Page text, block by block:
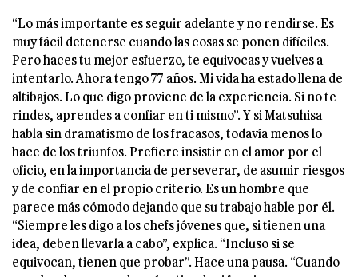
“Lo más importante es seguir adelante y no rendirse. Es
muy fácil detenerse cuando las cosas se ponen difíciles.
Pero haces tu mejor esfuerzo, te equivocas y vuelves a
intentarlo. Ahora tengo 77 años. Mi vida ha estado llena de
altibajos. Lo que digo proviene de la experiencia. Si no te
rindes, aprendes a confiar en ti mismo”. Y si Matsuhisa
habla sin dramatismo de los fracasos, todavía menos lo
hace de los triunfos. Prefiere insistir en el amor por el
oficio, en la importancia de perseverar, de asumir riesgos
y de confiar en el propio criterio. Es un hombre que
parece más cómodo dejando que su trabajo hable por él.
“Siempre les digo a los chefs jóvenes que, si tienen una
idea, deben llevarla a cabo”, explica. “Incluso si se
equivocan, tienen que probar”. Hace una pausa. “Cuando